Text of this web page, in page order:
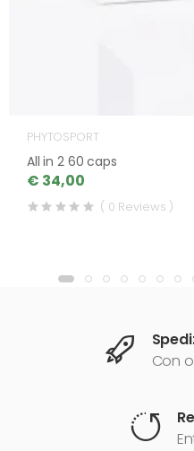
PHYTOSPORT
All in 2 60 caps
€ 34,00
( 0 Reviews )
Con